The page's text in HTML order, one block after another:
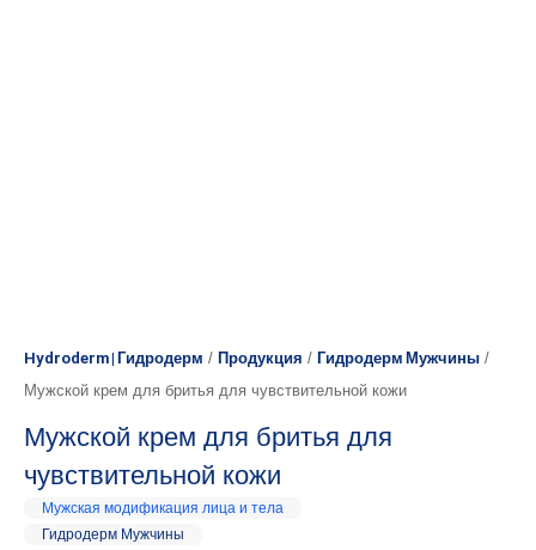
Hydroderm | Гидродерм / Продукция / Гидродерм Мужчины /
Мужской крем для бритья для чувствительной кожи
Мужской крем для бритья для
чувствительной кожи
Мужская модификация лица и тела
Гидродерм Мужчины